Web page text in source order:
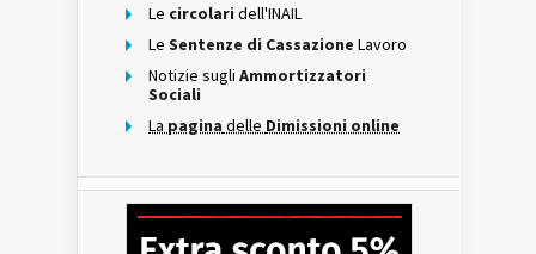
Le circolari dell'INAIL
Le Sentenze di Cassazione Lavoro
Notizie sugli Ammortizzatori
Sociali
La pagina delle Dimissioni online